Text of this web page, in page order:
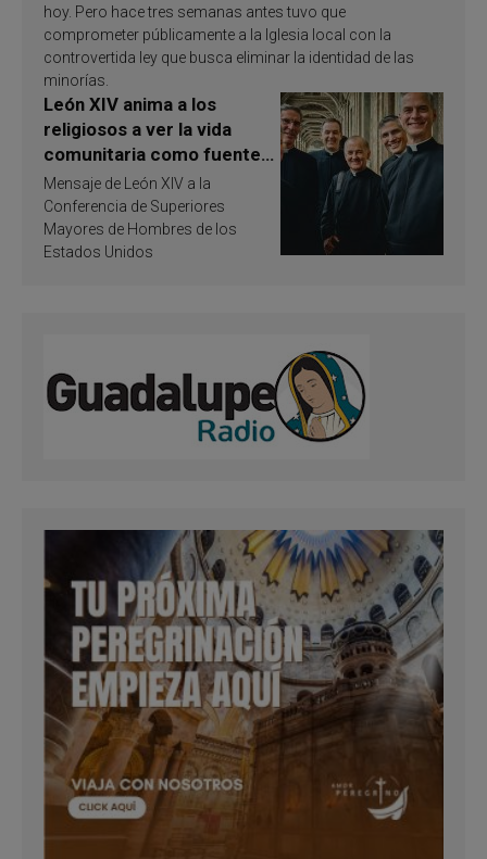
hoy. Pero hace tres semanas antes tuvo que
comprometer públicamente a la Iglesia local con la
controvertida ley que busca eliminar la identidad de las
minorías.
León XIV anima a los
religiosos a ver la vida
comunitaria como fuente
de inspiración y
santificación
Mensaje de León XIV a la
Conferencia de Superiores
Mayores de Hombres de los
Estados Unidos